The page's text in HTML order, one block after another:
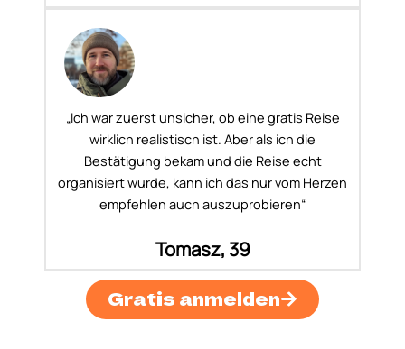
„Ich war zuerst unsicher, ob eine gratis Reise
wirklich realistisch ist. Aber als ich die
Bestätigung bekam und die Reise echt
organisiert wurde, kann ich das nur vom Herzen
empfehlen auch auszuprobieren“
Tomasz, 39
Gratis anmelden